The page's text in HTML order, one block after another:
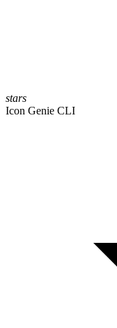
stars
Icon Genie CLI